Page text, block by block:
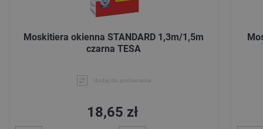
Moskitiera okienna STANDARD 1,3m/1,5m
czarna TESA
dodaj do porównania
18,65 zł